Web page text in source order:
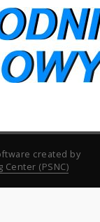
created by
(PSNC)